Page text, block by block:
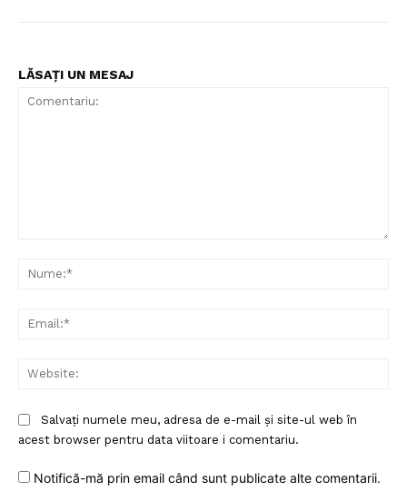
LĂSAȚI UN MESAJ
Salvați numele meu, adresa de e-mail și site-ul web în
acest browser pentru data viitoare i comentariu.
Notifică-mă prin email când sunt publicate alte comentarii.